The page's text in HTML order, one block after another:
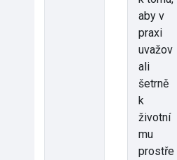
aby v
praxi
uvažov
ali
šetrně
k
životní
mu
prostře